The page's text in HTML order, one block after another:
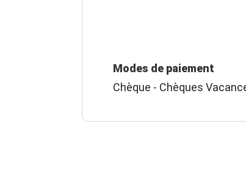
Modes de paiement
Chèque - Chèques